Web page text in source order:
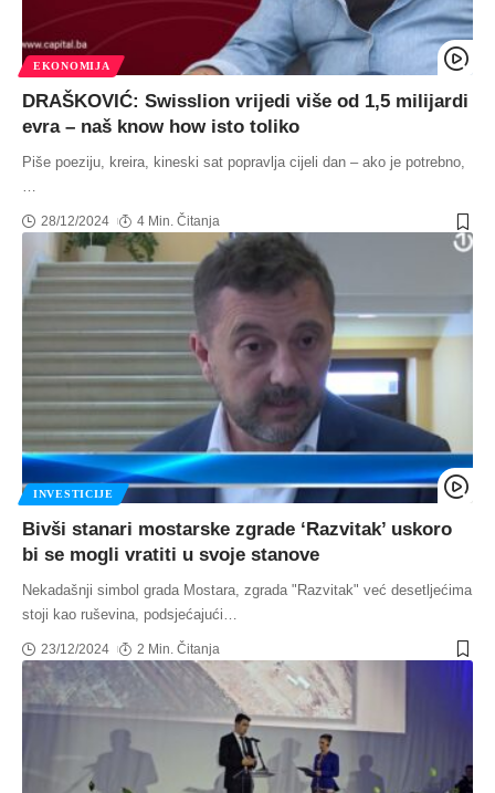
EKONOMIJA
DRAŠKOVIĆ: Swisslion vrijedi više od 1,5 milijardi
evra – naš know how isto toliko
Piše poeziju, kreira, kineski sat popravlja cijeli dan – ako je potrebno,
…
28/12/2024 4 Min. Čitanja
INVESTICIJE
Bivši stanari mostarske zgrade ‘Razvitak’ uskoro
bi se mogli vratiti u svoje stanove
Nekadašnji simbol grada Mostara, zgrada "Razvitak" već desetljećima
stoji kao ruševina, podsjećajući
23/12/2024 2 Min. Čitanja